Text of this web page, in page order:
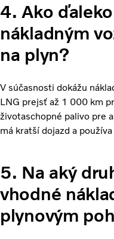
4. Ako
nákladným
na plyn?
V súčasnosti dokážu
LNG prejsť až 1 000 km
životaschopné palivo pre
má kratší dojazd a
5. Na aký
vhodné
plynovým